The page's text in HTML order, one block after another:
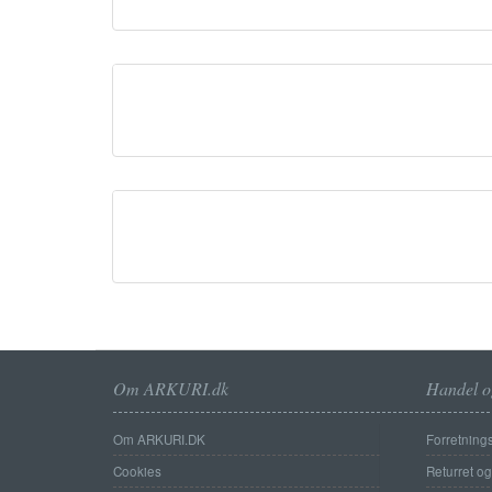
Om ARKURI.dk
Om ARKURI.DK
Cookies
Handel
Returret